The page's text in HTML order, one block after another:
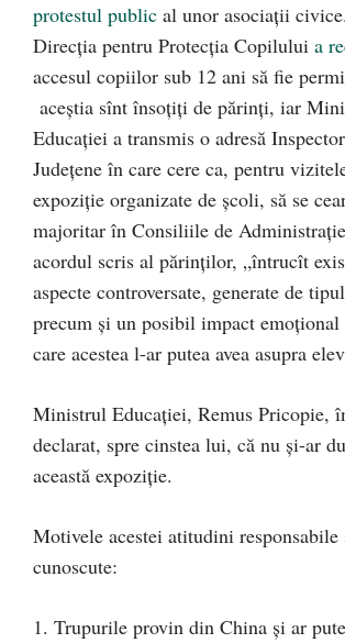
protestul public al unor asociaţii
Direcţia pentru Protecţia Copilului a
accesul copiilor sub 12 ani să fie
aceştia sînt însoţiţi de părinţi, iar
Educaţiei a transmis o adresă
Judeţene în care cere ca, pentru
expoziţie organizate de şcoli, să se
majoritar în Consiliile de
acordul scris al părinţilor, „întrucît
aspecte controversate, generate de
precum şi un posibil impact emoţional
care acestea l-ar putea avea asupra
Ministrul Educaţiei, Remus Pricopie,
declarat, spre cinstea lui, că nu şi-ar
această expoziţie.
Motivele acestei atitudini responsabile
cunoscute:
1. Trupurile provin din China şi ar